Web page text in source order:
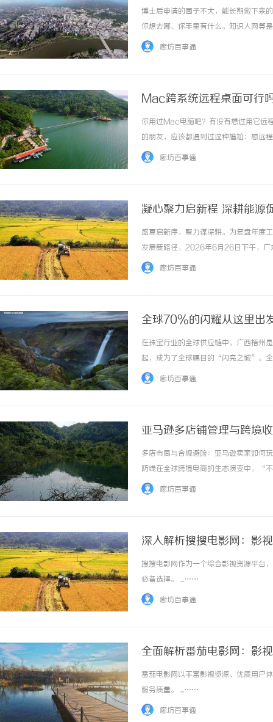
博士后申请的圈子不大，能长期做下来
你想去哪、你手里有什么。知识人网算
士后申请，常有人反问一句"你找过知
廊坊百事通
Mac跨系统远程桌面可行
你用过Mac电脑吧？有没有想过用它
的朋友，应该都遇到过这种尴尬：想远
Mac自带的功能根本不支持连
廊坊百事通
凝心聚力启新程 深耕能
满召开
盛夏启新序，聚力谋深耕。为复盘年度
发展新路径，2026年6月26日下午，广
源局领导、协会老领导、行业资深专家
廊坊百事通
全球70%的闪耀从这里出
在珠宝行业的全球供应链中，广西梧州
起，成为了全球瞩目的“闪亮之城”。
源头货源的客商而言，选择梧州，就是
廊坊百事通
亚马逊多店铺管理与跨境
多店布局与合规避险：亚马逊卖家如何
防线在全球跨境电商的生态演变中，“
的单一店铺“爆款”策略，到如今的“多
廊坊百事通
深入解析搜搜电影网：影
搜搜电影网作为一个综合影视资源平台
必备选择。 ...……
廊坊百事通
全面解析番茄电影网：影
番茄电影网以丰富影视资源、优质用户
服务质量。 ...……
廊坊百事通